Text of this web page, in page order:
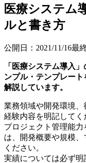
医療システム
ルと書き方
公開日： 2021/11/16最
「医療システム導入
ンプル・テンプレー
解説しています。
業務領域や開発環境
経験内容を明記してく
プロジェクト管理能
は、開発概要や規模
ください。
実績については必ず明